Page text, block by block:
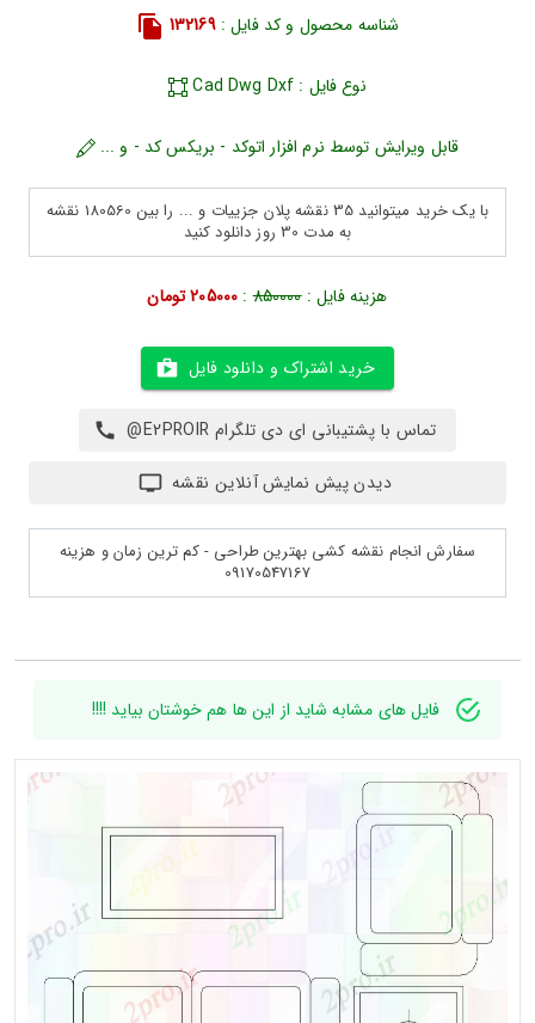
شناسه محصول و کد فایل :132169
نوع فایل : Cad Dwg Dxf
قابل ویرایش توسط نرم افزار اتوکد - بریکس کد - و ...
با یک خرید میتوانید 35 نقشه پلان جزییات و ... را بین 180560 نقشه
به مدت 30 روز دانلود کنید
هزینه فایل :850000
: 205000 تومان
خرید اشتراک و دانلود فایل
تماس با پشتیبانی ای دی تلگرام E2PROIR@
دیدن پیش نمایش آنلاین نقشه
سفارش انجام نقشه کشی بهترین طراحی - کم ترین زمان و هزینه
09170547167
فایل های مشابه شاید از این ها هم خوشتان بیاید !!!!